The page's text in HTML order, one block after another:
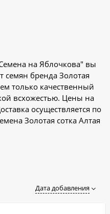
на Яблочкова" вы
семян бренда Золотая
только качественный
всхожестью. Цены на
осуществляется по
Золотая сотка Алтая
Дата добавления